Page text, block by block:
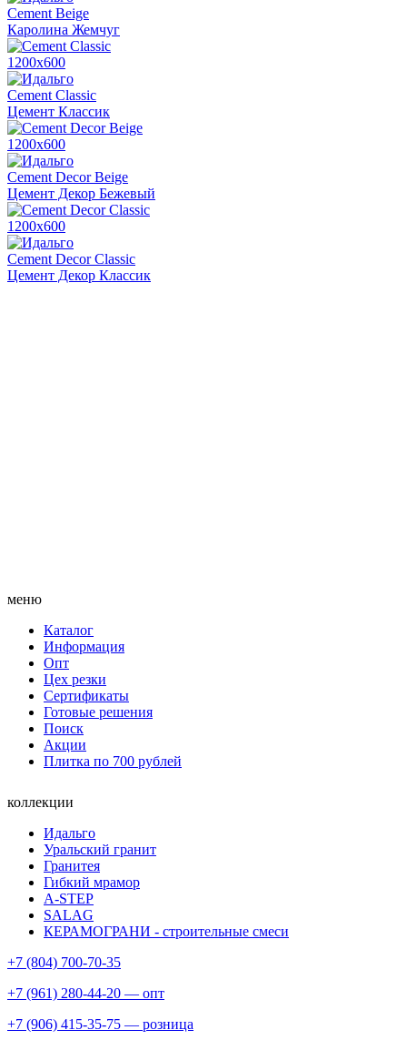
Cement Beige
Каролина Жемчуг
1200х600
Cement Classic
Цемент Классик
1200х600
Cement Decor Beige
Цемент Декор Бежевый
1200х600
Cement Decor Classic
Цемент Декор Классик
меню
Каталог
Информация
Опт
Цех резки
Сертификаты
Готовые решения
Поиск
Акции
Плитка по 700 рублей
коллекции
Идальго
Уральский гранит
Гранитея
Гибкий мрамор
A-STEP
SALAG
КЕРАМОГРАНИ - строительные смеси
+7 (804) 700-70-35
+7 (961) 280-44-20 — опт
+7 (906) 415-35-75 — розница